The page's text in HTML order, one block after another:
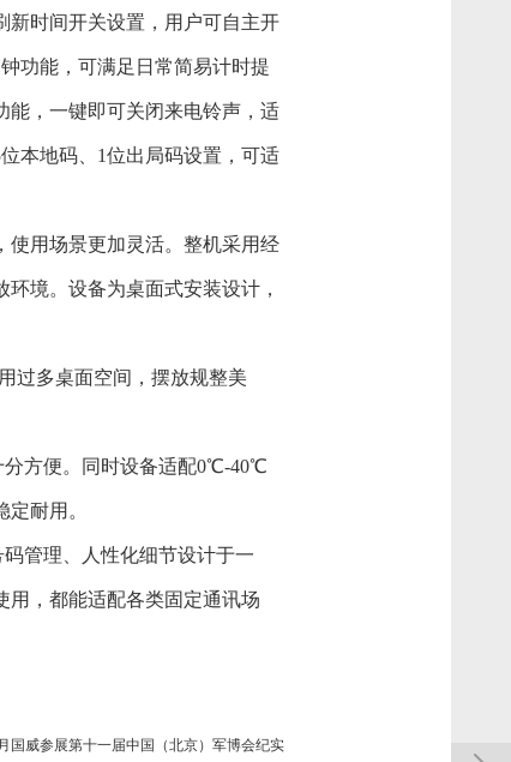
新时间开关设置，用户可自主开
功能，可满足日常简易计时提
能，一键即可关闭来电铃声，适
本地码、1位出局码设置，可适
使用场景更加灵活。整机采用经
境。设备为桌面式安装设计，
过多桌面空间，摆放规整美
分方便。同时设备适配0℃-40℃
耐用。
管理、人性化细节设计于一
用，都能适配各类固定通讯场
国威参展第十一届中国（北京）军博会纪实